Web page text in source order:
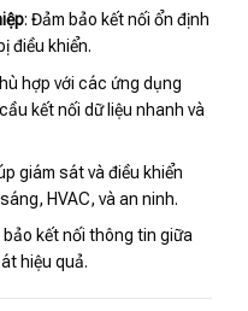
: Đảm bảo kết nối ổn định
điều khiển.
hợp với các ứng dụng
kết nối dữ liệu nhanh và
giám sát và điều khiển
HVAC, và an ninh.
bảo kết nối thông tin giữa
hiệu quả.